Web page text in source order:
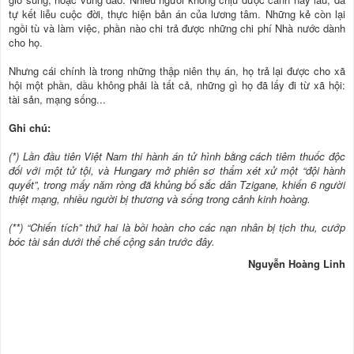
tự kết liễu cuộc đời, thực hiện bản án của lương tâm. Những kẻ còn lại
ngồi tù và làm việc, phần nào chi trả được những chi phí Nhà nước dành
cho họ.
Nhưng cái chính là trong những thập niên thụ án, họ trả lại được cho xã
hội một phần, dầu không phải là tất cả, những gì họ đã lấy đi từ xã hội:
tài sản, mạng sống...
Ghi chú:
(*) Lần đầu tiên Việt Nam thi hành án tử hình bằng cách tiêm thuốc độc
đối với một tử tội, và Hungary mở phiên sơ thẩm xét xử một “đội hành
quyết”, trong mấy năm ròng đã khủng bố sắc dân Tzigane, khiến 6 người
thiệt mạng, nhiều người bị thương và sống trong cảnh kinh hoàng.
(**) “Chiến tích” thứ hai là bồi hoàn cho các nạn nhân bị tịch thu, cướp
bóc tài sản dưới thể chế cộng sản trước đây.
Nguyễn Hoàng Linh